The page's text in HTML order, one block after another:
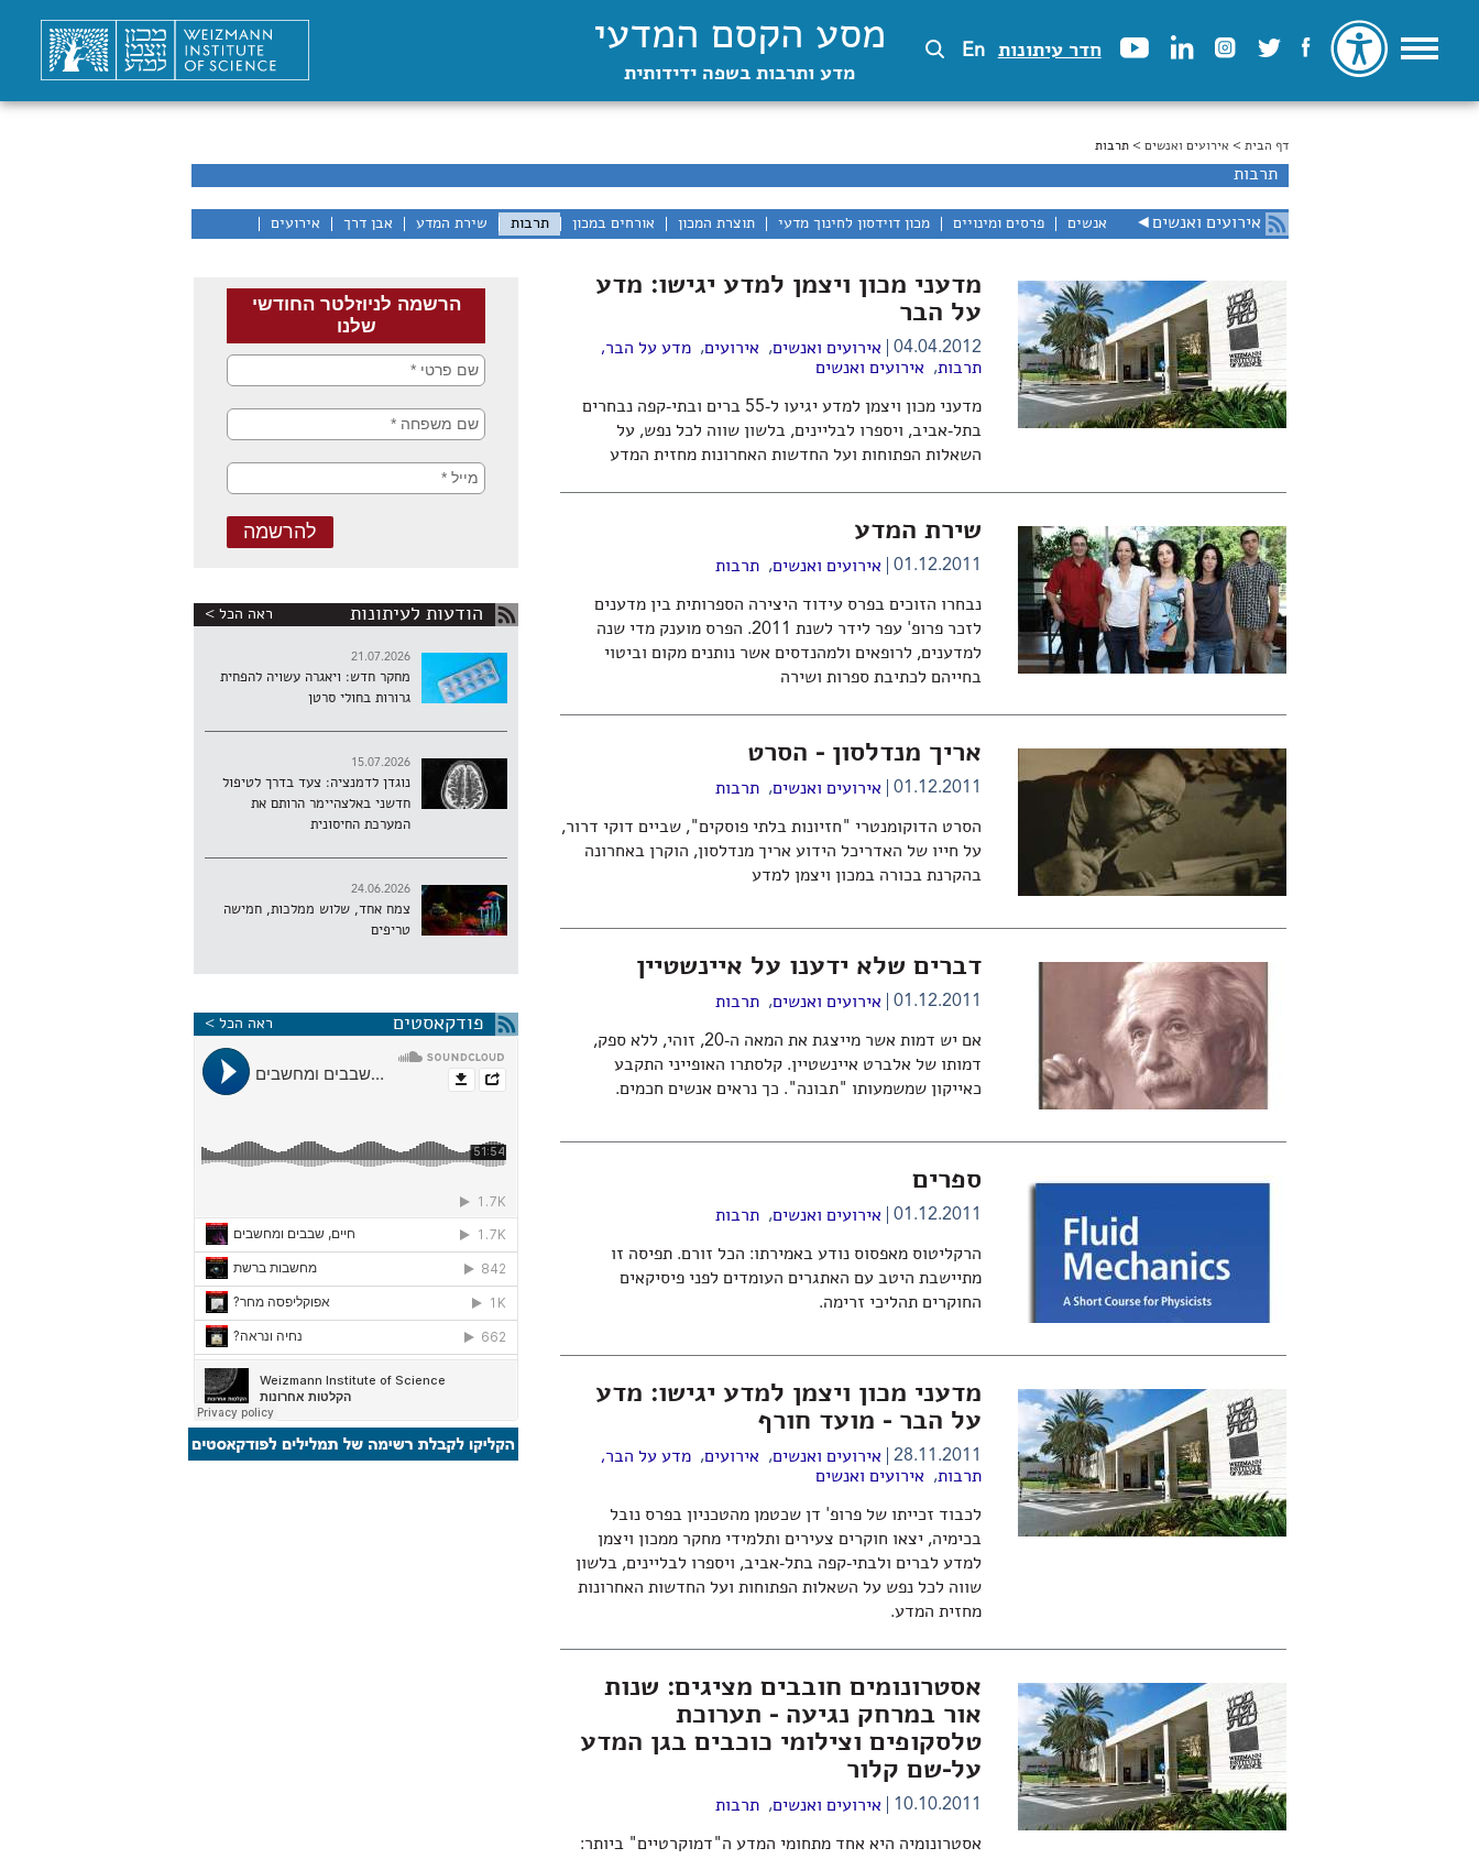
חדר עיתונות En מסע הקסם המדעי
מדע ותרבות בשפה ידידותית
הינך נמצא כאן
דף הבית > אירועים ואנשים > תרבות
תרבות
אירועים ואנשים◄ אנשים פרסים ומינויים מכון דוידסון לחינוך מדעי תוצרת המכון אורחים במכון תרבות שירת המדע אבן דרך אירועים
מדעני מכון ויצמן למדע יגישו: מדע
על הבר
04.04.2012 אירועים ואנשים, אירועים, מדע על הבר,
אירועים ואנשים ,תרבות
מדעני מכון ויצמן למדע יגיעו ל-55 ברים ובתי-קפה נבחרים
בתל-אביב, ויספרו לבליינים, בלשון שווה לכל נפש, על
השאלות הפתוחות ועל החדשות האחרונות מחזית המדע
שירת המדע
01.12.2011 אירועים ואנשים, תרבות
נבחרו הזוכים בפרס עידוד היצירה הספרותית בין מדענים
לזכר פרופ' עפר לידר לשנת 2011. הפרס מוענק מדי שנה
למדענים, לרופאים ולמהנדסים אשר נותנים מקום וביטוי
בחייהם לכתיבת ספרות ושירה
אריך מנדלסון - הסרט
01.12.2011 אירועים ואנשים, תרבות
הסרט הדוקומנטרי "חזיונות בלתי פוסקים", שביים דוקי דרור,
על חייו של האדריכל הידוע אריך מנדלסון, הוקרן באחרונה
בהקרנת בכורה במכון ויצמן למדע
דברים שלא ידענו על איינשטיין
01.12.2011 אירועים ואנשים, תרבות
אם יש דמות אשר מייצגת את המאה ה-20, זוהי, ללא ספק,
דמותו של אלברט איינשטיין. קלסתרו האופייני התקבע
כאייקון שמשמעותו "תבונה". כך נראים אנשים חכמים.
ספרים
01.12.2011 אירועים ואנשים, תרבות
הרקליטוס מאפסוס נודע באמירתו: הכל זורם. תפיסה זו
מתיישבת היטב עם האתגרים העומדים לפני פיסיקאים
החוקרים תהליכי זרימה.
מדעני מכון ויצמן למדע יגישו: מדע
על הבר - מועד חורף
28.11.2011 אירועים ואנשים, אירועים, מדע על הבר,
אירועים ואנשים ,תרבות
לכבוד זכייתו של פרופ' דן שכטמן מהטכניון בפרס נובל
בכימיה, יצאו חוקרים צעירים ותלמידי מחקר ממכון ויצמן
למדע לברים ולבתי-קפה בתל-אביב, ויספרו לבליינים, בלשון
שווה לכל נפש על השאלות הפתוחות ועל החדשות האחרונות
מחזית המדע.
אסטרונומים חובבים מציגים: שנות
אור במרחק נגיעה - תערוכת
טלסקופים וצילומי כוכבים בגן המדע
על-שם קלור
10.10.2011 אירועים ואנשים, תרבות
אסטרונומיה היא אחד מתחומי המדע ה"דמוקרטיים" ביותר:
הודעות לעיתונות ראה הכל >
21.07.2026
מחקר חדש: ויאגרה עשויה להפחית
גרורות בחולי סרטן
15.07.2026
נוגדן לדמנציה: צעד בדרך לטיפול
חדשני באלצהיימר הרותם את
המערכת החיסונית
24.06.2026
צמח אחד, שלוש ממלכות, חמישה
טריפים
פודקאסטים ראה הכל >